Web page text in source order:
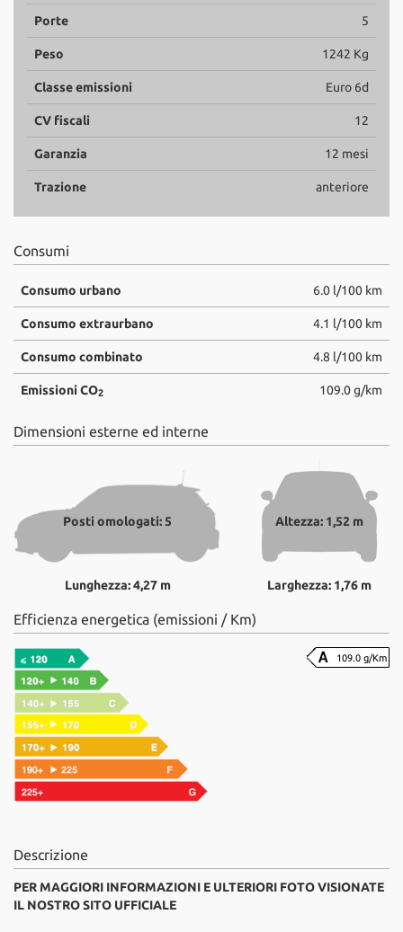
Porte 5
Peso 1242 Kg
Classe emissioni Euro 6d
CV fiscali 12
Garanzia 12 mesi
Trazione anteriore
Consumi
Consumo urbano 6.0 l/100 km
Consumo extraurbano 4.1 l/100 km
Consumo combinato 4.8 l/100 km
Emissioni CO2 109.0 g/km
Dimensioni esterne ed interne
Posti omologati: 5
Lunghezza: 4,27 m
Altezza: 1,52 m
Larghezza: 1,76 m
Efficienza energetica (emissioni / Km)
109.0 g/Km
Descrizione
PER MAGGIORI INFORMAZIONI E ULTERIORI FOTO VISIONATE
IL NOSTRO SITO UFFICIALE